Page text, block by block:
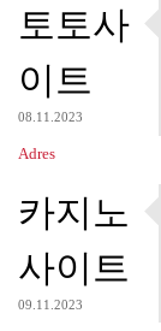
토토사
이트
08.11.2023
Adres
카지노
사이트
09.11.2023